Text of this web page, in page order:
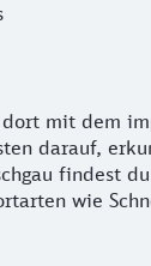
mit dem
darauf,
findest
wie